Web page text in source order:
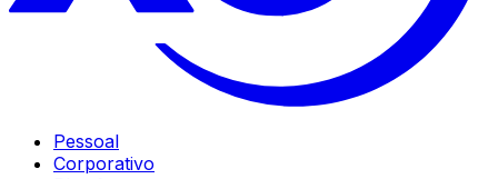
Pessoal
Corporativo